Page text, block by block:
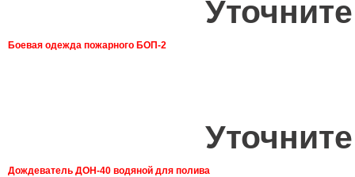
Боевая одежда пожарного БОП-2
Дождеватель ДОН-40 водяной для полива